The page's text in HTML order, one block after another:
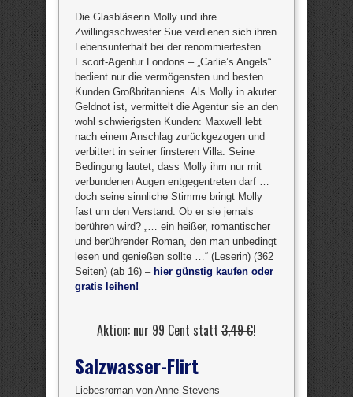
Die Glasbläserin Molly und ihre
Zwillingsschwester Sue verdienen sich ihren
Lebensunterhalt bei der renommiertesten
Escort-Agentur Londons – „Carlie’s Angels“
bedient nur die vermögensten und besten
Kunden Großbritanniens. Als Molly in akuter
Geldnot ist, vermittelt die Agentur sie an den
wohl schwierigsten Kunden: Maxwell lebt
nach einem Anschlag zurückgezogen und
verbittert in seiner finsteren Villa. Seine
Bedingung lautet, dass Molly ihm nur mit
verbundenen Augen entgegentreten darf …
doch seine sinnliche Stimme bringt Molly
fast um den Verstand. Ob er sie jemals
berühren wird? „… ein heißer, romantischer
und berührender Roman, den man unbedingt
lesen und genießen sollte …“ (Leserin) (362
Seiten) (ab 16) – hier günstig kaufen oder
gratis leihen!
Aktion: nur 99 Cent statt 3,49 €!
Salzwasser-Flirt
Liebesroman von Anne Stevens